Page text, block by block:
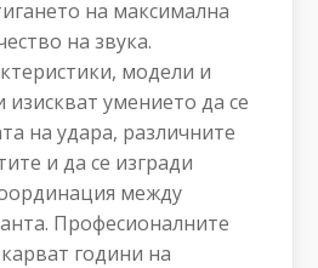
на максимална
на звука.
модели и
умението да се
на удара, различните
и да се изгради
между
Професионалните
години на